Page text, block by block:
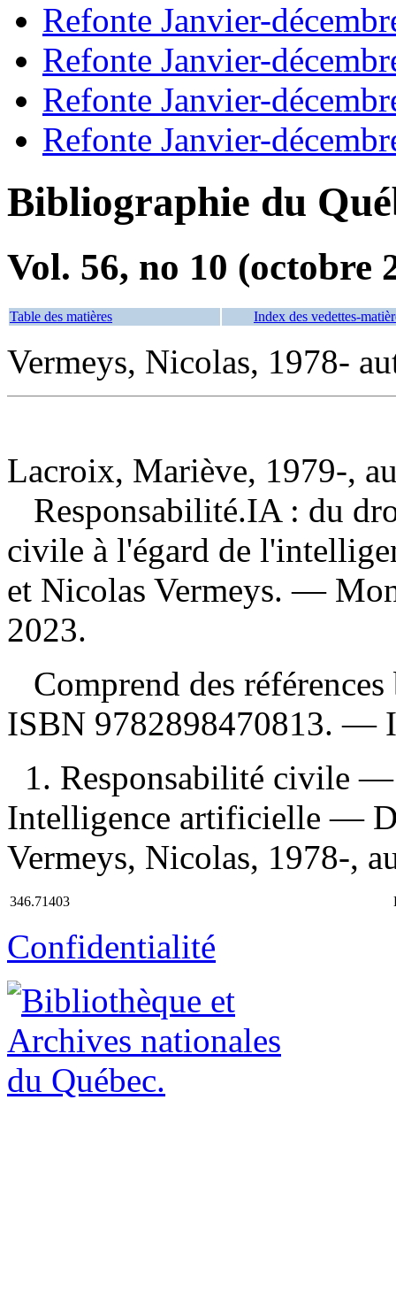
Refonte Janvier-
Refonte Janvier-
Refonte Janvier-
Refonte Janvier-
Bibliographie du
Vol. 56, no 10 (octobre
Table des matières Index des vedettes-
Vermeys, Nicolas, 1978-
Lacroix, Mariève, 1979-,
Responsabilité.IA : du
civile à l'égard de
et Nicolas Vermeys. —
2023.
Comprend des
ISBN 9782898470813. —
1. Responsabilité civile
Intelligence artificielle —
Vermeys, Nicolas, 1978-,
346.71403
Confidentialité